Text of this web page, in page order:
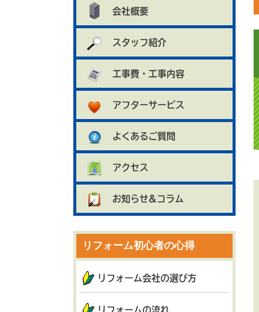
会社概要
スタッフ紹介
工事費・工事内容
アフターサービス
よくあるご質問
アクセス
お知らせ&コラム
リフォーム初心者の心得
リフォーム会社の選び方
リフォームの流れ